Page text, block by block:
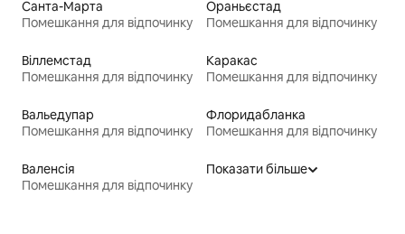
Санта-Марта
Помешкання для відпочинку
Ораньєстад
Помешкання для відпочинку
Віллемстад
Помешкання для відпочинку
Каракас
Помешкання для відпочинку
Вальедупар
Помешкання для відпочинку
Флоридабланка
Помешкання для відпочинку
Валенсія
Помешкання для відпочинку
Показати більше